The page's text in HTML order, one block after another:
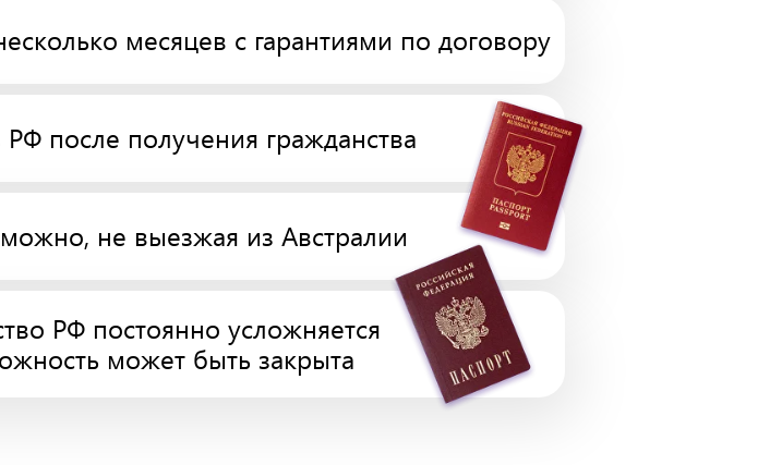
после получения гражданства
месяцев с гарантиями по договору
можно, не выезжая из Австралии
РФ постоянно усложняется
может быть закрыта